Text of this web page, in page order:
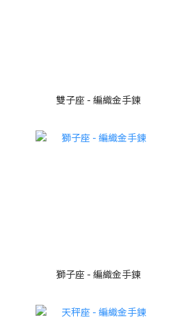
雙子座 - 編織金手鍊
獅子座 - 編織金手鍊